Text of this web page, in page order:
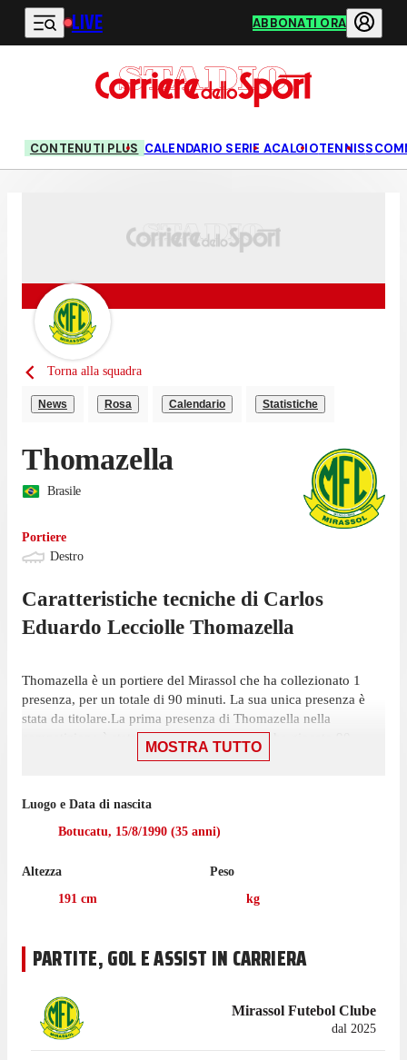
Vai al contenuto principale
LIVE ABBONATI ORA
CONTENUTI PLUS CALENDARIO SERIE ACALCIOTENNIS
Torna alla squadra
News Rosa Calendario Statistiche
Thomazella
Brasile
Portiere
Destro
Caratteristiche tecniche di Carlos
Eduardo Lecciolle Thomazella
Thomazella è un portiere del Mirassol che ha collezionato 1
presenza, per un totale di 90 minuti. La sua unica presenza è
stata da titolare.La prima presenza di Thomazella nella
competizione è stata il 29 luglio, gara in cui ha giocato 90
minuti con la maglia del Mirassol contro Remo, nella vittoria
Nella prossima partita di Serie A, il 9 agosto, Mirassol dovrà
giocare una trasferta contro Cruzeiro.
nell'ultima stagione con Mirassol.
59 presenze in campionato.
MOSTRA TUTTO
Luogo e Data di nascita
Botucatu, 15/8/1990 (35 anni)
Altezza
191 cm
Peso
kg
PARTITE, GOL E ASSIST IN CARRIERA
Mirassol Futebol Clube
dal 2025